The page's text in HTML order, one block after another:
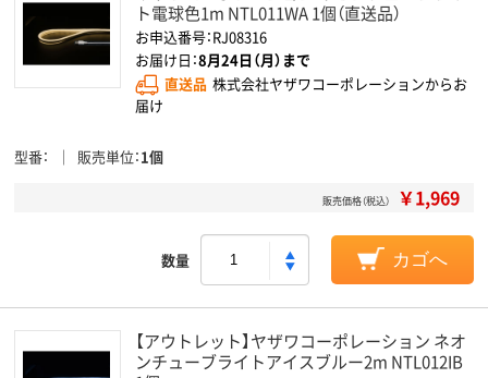
ト電球色1m NTL011WA 1個（直送品）
お申込番号：RJ08316
お届け日：8月24日（月）まで
直送品 株式会社ヤザワコーポレーションからお
届け
型番 販売単位 1個
販売価格（税込） ￥1,969
数量 カゴへ
【アウトレット】ヤザワコーポレーション ネオ
ンチューブライトアイスブルー2m NTL012IB